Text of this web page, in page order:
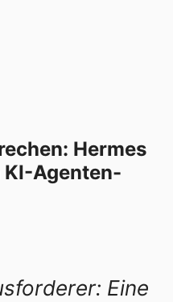
Hermes
Agenten-
Eine